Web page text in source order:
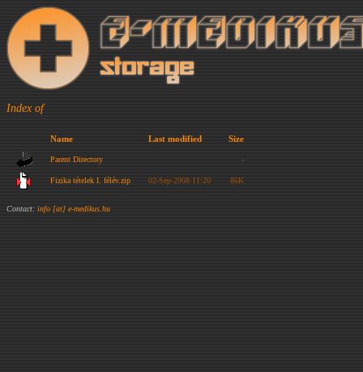
Index of
Name Last modified Size
Parent Directory -
Fizika tételek I. félév.zip 02-Sep-2008 11:20 86K
Contact: info [at] e-medikus.hu